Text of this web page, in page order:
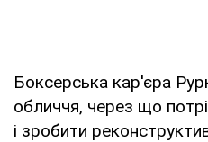
Боксерська кар'єра
обличчя, через що
і зробити